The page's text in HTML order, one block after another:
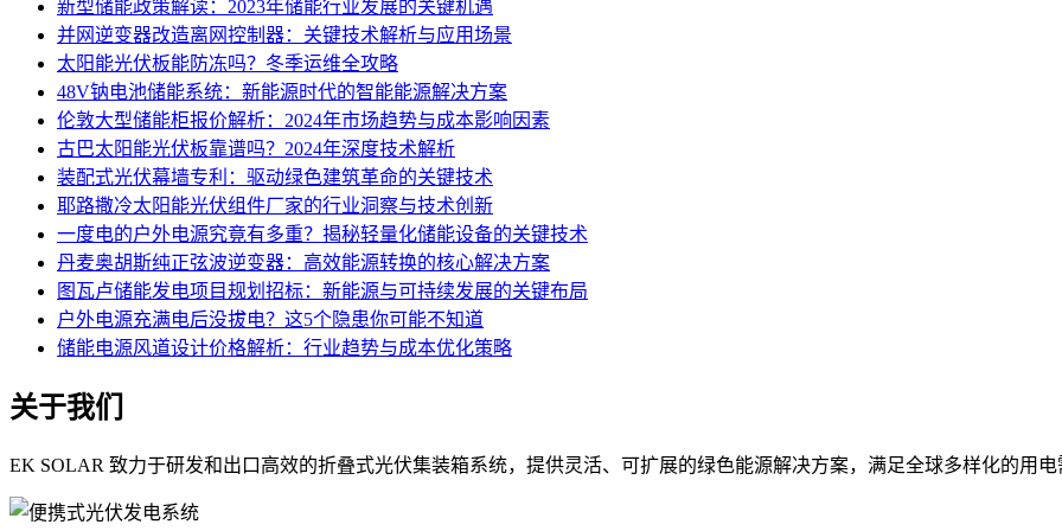
新型储能政策解读：2023年储能行业发展的关键机遇
并网逆变器改造离网控制器：关键技术解析与应用场景
太阳能光伏板能防冻吗？冬季运维全攻略
48V钠电池储能系统：新能源时代的智能能源解决方案
伦敦大型储能柜报价解析：2024年市场趋势与成本影响因素
古巴太阳能光伏板靠谱吗？2024年深度技术解析
装配式光伏幕墙专利：驱动绿色建筑革命的关键技术
耶路撒冷太阳能光伏组件厂家的行业洞察与技术创新
一度电的户外电源究竟有多重？揭秘轻量化储能设备的关键技术
丹麦奥胡斯纯正弦波逆变器：高效能源转换的核心解决方案
图瓦卢储能发电项目规划招标：新能源与可持续发展的关键布局
户外电源充满电后没拔电？这5个隐患你可能不知道
储能电源风道设计价格解析：行业趋势与成本优化策略
关于我们
EK SOLAR 致力于研发和出口高效的折叠式光伏集装箱系统，提供灵活、可扩展的绿色能源解决方案，满足全球多样化的用电